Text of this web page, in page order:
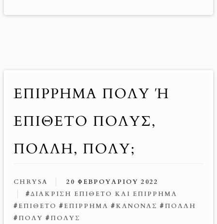
ΕΠΊΡΡΗΜΑ ΠΟΛΎ Ή Ε
ΠΊΘΕΤΟ ΠΟΛΎΣ, Π
ΟΛΛΉ, ΠΟΛΎ;
CHRYSA
20 ΦΕΒΡΟΥΑΡΊΟΥ 2022
#ΔΙΆΚΡΙΣΗ ΕΠΊΘΕΤΟ ΚΑΙ ΕΠΊΡΡΗΜΑ
#ΕΠΊΘΕΤΟ #ΕΠΊΡΡΗΜΑ #ΚΑΝΌΝΑΣ #ΠΟΛΛΉ
#ΠΟΛΎ #ΠΟΛΎΣ